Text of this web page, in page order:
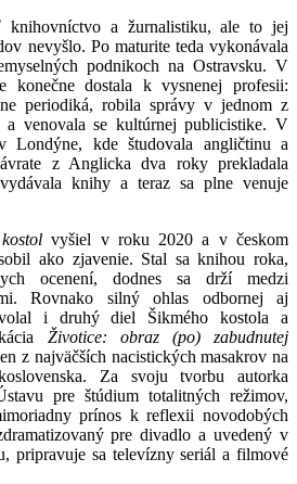
knihovníctvo a žurnalistiku, ale to jej
nevyšlo. Po maturite teda vykonávala
podnikoch na Ostravsku. V
konečne dostala k vysnenej profesii:
periodiká, robila správy v jednom z
venovala se kultúrnej publicistike. V
Londýne, kde študovala angličtinu a
z Anglicka dva roky prekladala
knihy a teraz sa plne venuje
vyšiel v roku 2020 a v českom
ako zjavenie. Stal sa knihou roka,
ocenení, dodnes sa drží medzi
Rovnako silný ohlas odbornej aj
i druhý diel Šikmého kostola a
Životice: obraz (po) zabudnutej
z najväčších nacistických masakrov na
Za svoju tvorbu autorka
pre štúdium totalitných režimov,
prínos k reflexii novodobých
pre divadlo a uvedený v
pripravuje sa televízny seriál a filmové